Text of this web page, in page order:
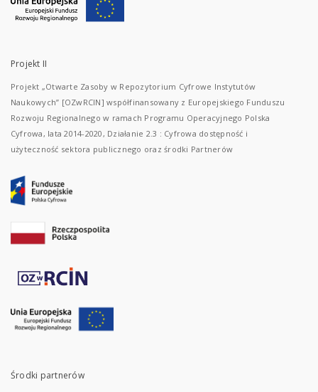
Projekt II
Projekt „Otwarte Zasoby w Repozytorium Cyfrowe Instytutów
Naukowych” [OZwRCIN] współfinansowany z Europejskiego Funduszu
Rozwoju Regionalnego w ramach Programu Operacyjnego Polska
Cyfrowa, lata 2014-2020, Działanie 2.3 : Cyfrowa dostępność i
użyteczność sektora publicznego oraz środki Partnerów
Środki partnerów